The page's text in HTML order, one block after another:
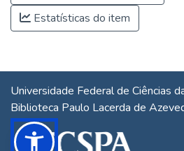
Estatísticas do item
Universidade Federal de Ciências
Biblioteca Paulo Lacerda de